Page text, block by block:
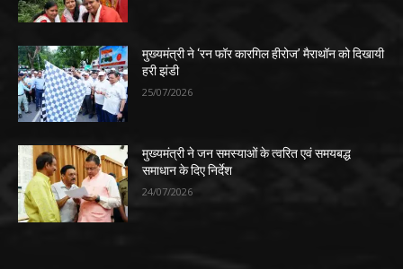
मुख्यमंत्री ने ‘रन फॉर कारगिल हीरोज’ मैराथॉन को दिखायी
हरी झंडी
25/07/2026
मुख्यमंत्री ने जन समस्याओं के त्वरित एवं समयबद्ध
समाधान के दिए निर्देश
24/07/2026